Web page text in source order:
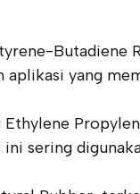
Butadiene
aplikasi yang
sering